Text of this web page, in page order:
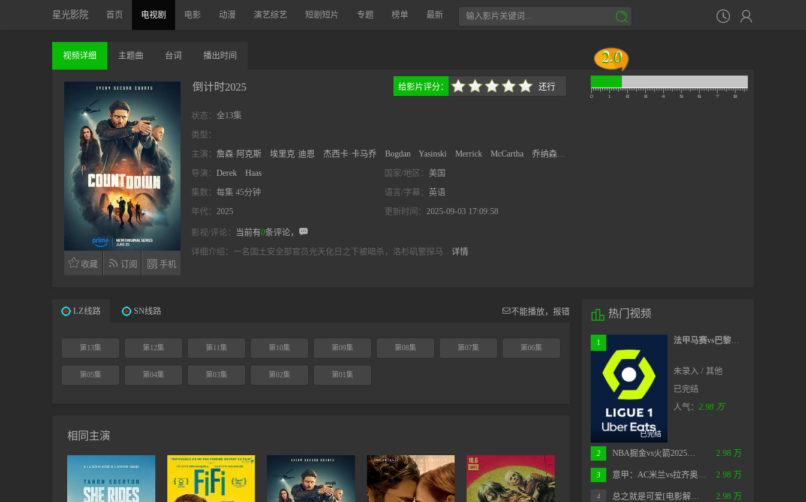
星光影院 首页 电视剧 电影 动漫 演艺综艺 短剧短片 专题 榜单 最新  

视频详细 主题曲 台词 播出 时间
 收藏  订阅  手机
给影片评分：
很差较差 还行 推荐力荐 还行
倒计时2025
状态：全13集
类型：
主演： 詹森·阿克斯 埃里克·迪恩 杰西卡·卡马乔 Bogdan Yasinski Merrick McCartha 乔纳森·冯·梅林
导演：Derek Haas 国家/地区： 美国
集数：每集 45分钟 语言/字幕： 英语
年代：2025 更新时间： 2025-09-03 17:09:58
影视/评论： 当前有0条评论， 
详细介绍： 一名国土安全部官员光天化日之下被暗杀，洛杉矶警探马…详情
2.0
2.0
LZ线路 SN线路 不能播放，报错
第13集 第12集 第11集 第10集 第09集 第08集 第07集 第06集
第05集 第04集 第03集 第02集 第01集
相同主演
 热门视频
已完结
1
未录入 / 其他
已完结
人气：2.98 万
2 NBA掘金vs火箭2025… 2.98 万
3 意甲：AC米兰vs拉齐奥… 2.98 万
4 总之就是可爱[电影解… 2.98 万